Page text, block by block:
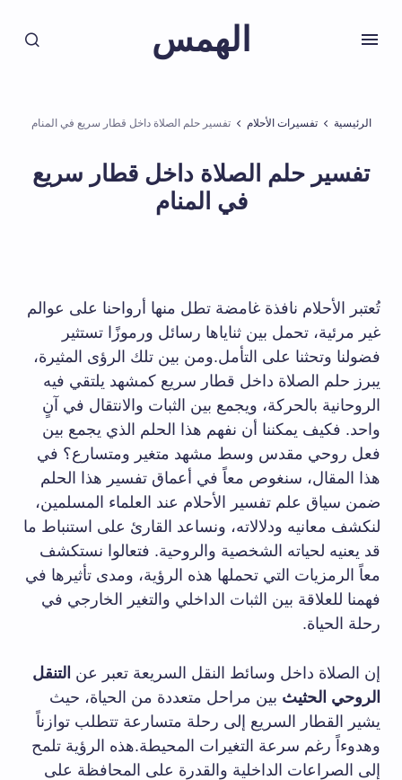
الهمس
الرئيسية تفسيرات الأحلام تفسير حلم الصلاة داخل قطار سريع في المنام
تفسير حلم الصلاة داخل قطار سريع
في المنام
تُعتبر الأحلام نافذة غامضة تطل منها أرواحنا على عوالم
غير مرئية، تحمل بين ثناياها رسائل ورموزًا تستثير
فضولنا وتحثنا على التأمل.ومن بين تلك الرؤى المثيرة،
يبرز حلم الصلاة داخل قطار سريع كمشهد يلتقي فيه
الروحانية بالحركة، ويجمع بين الثبات والانتقال في آنٍ
واحد. فكيف يمكننا أن نفهم هذا الحلم الذي يجمع بين
فعل روحي مقدس وسط مشهد متغير ومتسارع؟ في
هذا المقال، سنغوص معاً في أعماق تفسير هذا الحلم
ضمن سياق علم تفسير الأحلام عند العلماء المسلمين،
لنكشف معانيه ودلالاته، ونساعد القارئ على استنباط ما
قد يعنيه لحياته الشخصية والروحية. فتعالوا نستكشف
معاً الرمزيات التي تحملها هذه الرؤية، ومدى تأثيرها في
فهمنا للعلاقة بين الثبات الداخلي والتغير الخارجي في
رحلة الحياة.
إن الصلاة داخل وسائط النقل السريعة تعبر عن التنقل
الروحي الحثيث بين مراحل متعددة من الحياة، حيث
يشير القطار السريع إلى رحلة متسارعة تتطلب توازناً
وهدوءاً رغم سرعة التغيرات المحيطة.هذه الرؤية تلمح
إلى الصراعات الداخلية والقدرة على المحافظة على